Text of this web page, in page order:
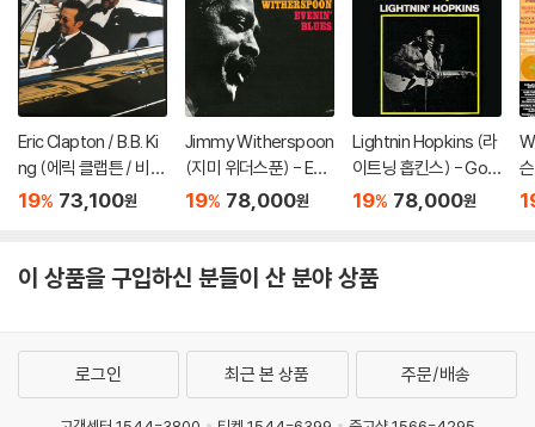
Eric Clapton / B.B. Ki
ng (에릭 클랩튼 / 비비
킹) - Riding With Th
19% 73,100원
Jimmy Witherspoon
(지미 위더스푼) - Eve
nin' Blues [LP]
19% 78,000원
Lightnin Hopkins (라
이트닝 홉킨스) - Goi
n' Away [LP]
19% 78,000원
d
이 상품을 구입하신 분들이 산 분야 상품
로그인 최근 본 상품 주문/배송